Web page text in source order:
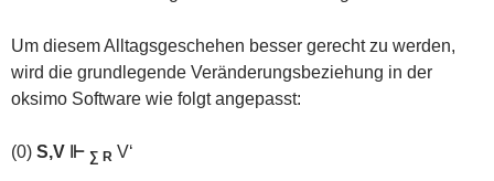
Um diesem Alltagsgeschehen besser gerecht zu werden,
wird die grundlegende Veränderungsbeziehung in der
oksimo Software wie folgt angepasst:
(0) S,V ⊩ ∑ R V‘